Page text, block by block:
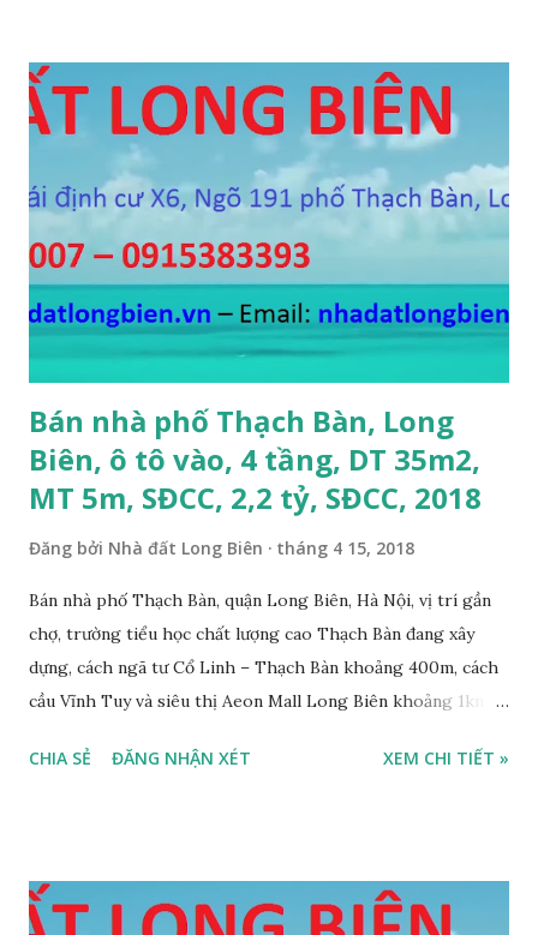
564 Nguyễn Văn Cừ, Gia Thụy, ô tô cách 15m, DT 112m2, MT
11m, chia 3 suất, hướng Đông Nam, SĐCC, giá bán: 5,7 tỷ, có
thương lượng 4. CẦN BÁN GẤP đất mặt hồ Cự Khối, gần cầu
Thanh Trì, mặt hồ rộng 2ha, đường 6m, DT 110m2, MT 6m,
hướng Tây Nam, SĐCC, giá bán: 5.5 tỷ, có thương lượng; 5.
CẦN BÁN GẤP đất đấu giá A1A2A3 Cự Khối, gần cầu Thanh
Trì, đường 8.5m, DT 66m2, MT 5.5m, hướng Đông Bắc, SĐCC,
giá bán: 4.2 tỷ, có thương lượng; 6. CẦN BÁN GẤP đất Ngõ 38
phố Tư Đình, gần đường Cổ Linh, ngõ 3m, DT...
Bán nhà phố Thạch Bàn, Long
Biên, ô tô vào, 4 tầng, DT 35m2,
MT 5m, SĐCC, 2,2 tỷ, SĐCC, 2018
Đăng bởi Nhà đất Long Biên tháng 4 15, 2018
Bán nhà phố Thạch Bàn, quận Long Biên, Hà Nội, vị trí gần
chợ, trường tiểu học chất lượng cao Thạch Bàn đang xây
dựng, cách ngã tư Cổ Linh – Thạch Bàn khoảng 400m, cách
cầu Vĩnh Tuy và siêu thị Aeon Mall Long Biên khoảng 1km,
4 tầng, diện tích mặt bằng 35m2, mặt tiền 5m, thiết kế 3
trung gian, Môi giới và Quảng cáo trực tuyến ĐÃ BÁN
CHIA SẺ ĐĂNG NHẬN XÉT XEM CHI TIẾT »